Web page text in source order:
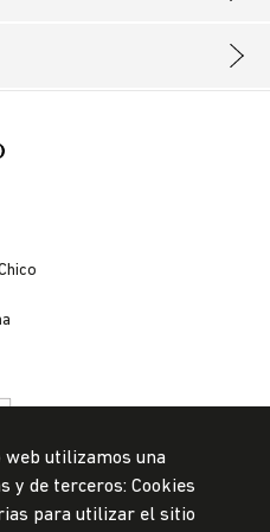
web utilizamos una
y de terceros: Cookies
para utilizar el sitio